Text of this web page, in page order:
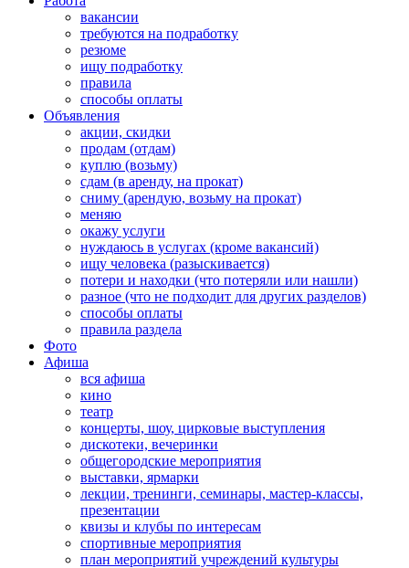
вакансии
требуются на подработку
резюме
ищу подработку
правила
способы оплаты
Объявления
акции, скидки
продам (отдам)
куплю (возьму)
сдам (в аренду, на прокат)
сниму (арендую, возьму на прокат)
меняю
окажу услуги
нуждаюсь в услугах (кроме вакансий)
ищу человека (разыскивается)
потери и находки (что потеряли или нашли)
разное (что не подходит для других разделов)
способы оплаты
правила раздела
Фото
Афиша
вся афиша
кино
театр
концерты, шоу, цирковые выступления
дискотеки, вечеринки
общегородские мероприятия
выставки, ярмарки
лекции, тренинги, семинары, мастер-классы,
презентации
квизы и клубы по интересам
спортивные мероприятия
план мероприятий учреждений культуры